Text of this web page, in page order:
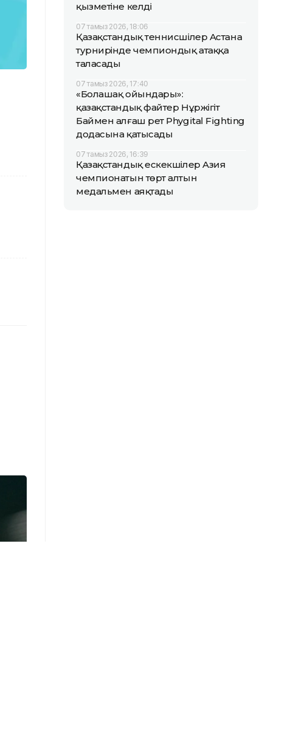
қызметіне келді
07 тамыз 2026, 18:06
Қазақстандық теннисшілер Астана
турнирінде чемпиондық атаққа
таласады
07 тамыз 2026, 17:40
«Болашақ ойындары»:
қазақстандық файтер Нұржігіт
Баймен алғаш рет Phygital Fighting
додасына қатысады
07 тамыз 2026, 16:39
Қазақстандық ескекшілер Азия
чемпионатын төрт алтын
медальмен аяқтады